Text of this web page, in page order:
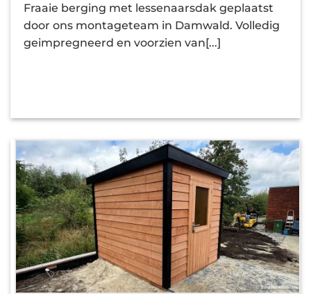
Fraaie berging met lessenaarsdak geplaatst
door ons montageteam in Damwald. Volledig
geimpregneerd en voorzien van[...]